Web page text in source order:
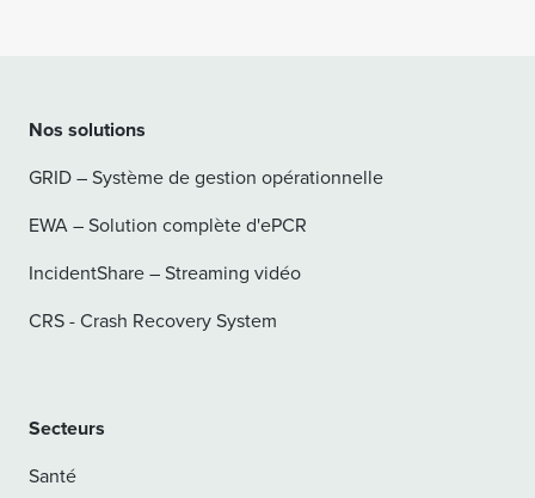
Nos solutions
GRID – Système de gestion opérationnelle
EWA – Solution complète d'ePCR
IncidentShare – Streaming vidéo
CRS - Crash Recovery System
Secteurs
Santé